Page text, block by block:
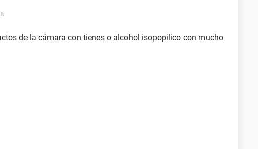
de la cámara con tienes o alcohol isopopilico con mucho